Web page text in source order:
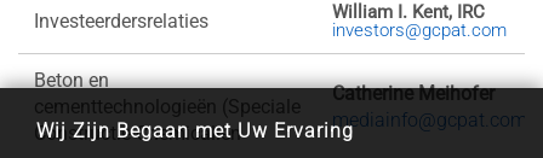
​Investeerdersrelaties
William I. Kent, IRC
investors@gcpat.com
​Beton en
cementtechnologieën (Speciale
Constructie Chemicaliën
Catherine Meihofer
mediainfo@gcpat.com
Wij Zijn Begaan met Uw Ervaring